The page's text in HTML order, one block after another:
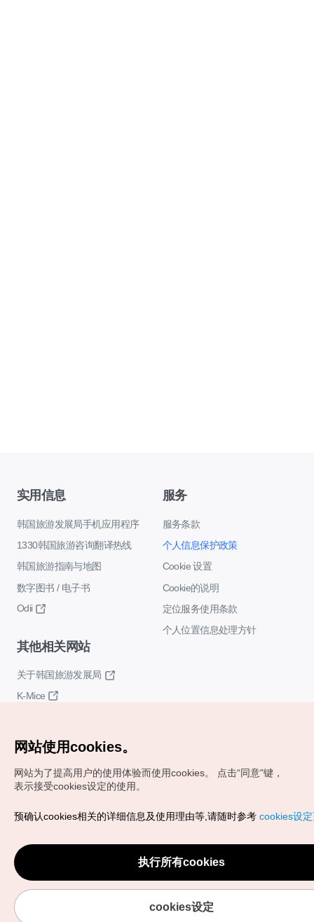
实用信息
韩国旅游发展局手机应用程序
1330韩国旅游咨询翻译热线
韩国旅游指南与地图
数字图书 / 电子书
Odii
服务
服务条款
个人信息保护政策
Cookie 设置
Cookie的说明
定位服务使用条款
个人位置信息处理方针
其他相关网站
关于韩国旅游发展局
K-Mice
Copyrights (c) 韩国旅游发展局版权所有
VISITKOREA官方邮箱
chnsim@knto.or.kr
网站使用cookies。
网站为了提高用户的使用体验而使用cookies。
点击“同意"键，
表示接受cookies设定的使用。
预确认cookies相关的详细信息及使用理由等,请随时参考 cookies设
执行所有cookies
cookies设定